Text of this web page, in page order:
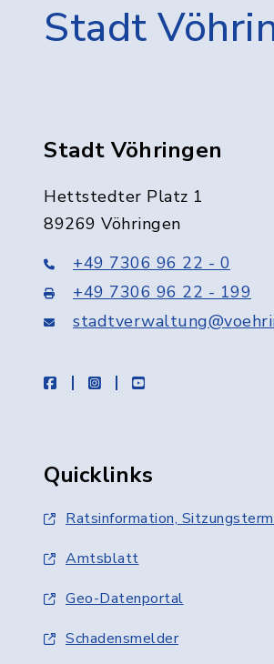
Stadt
Stadt Vöhringen
Hettstedter Platz 1
89269 Vöhringen
+49 7306 96 22 - 0
+49 7306 96 22 - 199
facebookinstagramyoutube
Quicklinks
Ratsinformation,
Amtsblatt
Geo-Datenportal
Schadensmelder